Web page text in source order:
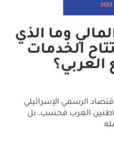
وما الذي
الخدمات
العربي؟
الرسمي الإسرائيلي
العرب فحسب، بل